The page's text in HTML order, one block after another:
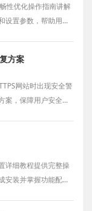
性优化操作指南讲解
设置参数，帮助用户
方案
网站时出现安全警
案，保障用户安全浏
详细教程提供完整操
安装并掌握功能配置